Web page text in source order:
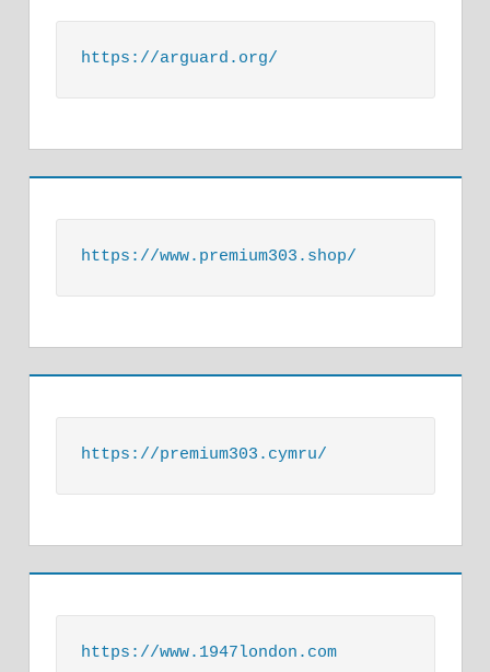
https://arguard.org/
https://www.premium303.shop/
https://premium303.cymru/
https://www.1947london.com